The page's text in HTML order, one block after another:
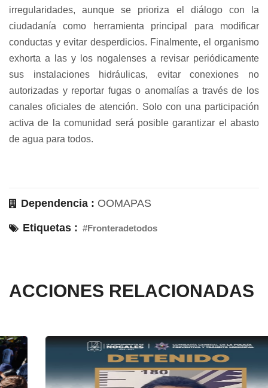
irregularidades, aunque se prioriza el diálogo con la
ciudadanía como herramienta principal para modificar
conductas y evitar desperdicios. Finalmente, el organismo
exhorta a las y los nogalenses a revisar periódicamente
sus instalaciones hidráulicas, evitar conexiones no
autorizadas y reportar fugas o anomalías a través de los
canales oficiales de atención. Solo con una participación
activa de la comunidad será posible garantizar el abasto
de agua para todos.
Dependencia : OOMAPAS
Etiquetas : #Fronteradetodos
ACCIONES RELACIONADAS